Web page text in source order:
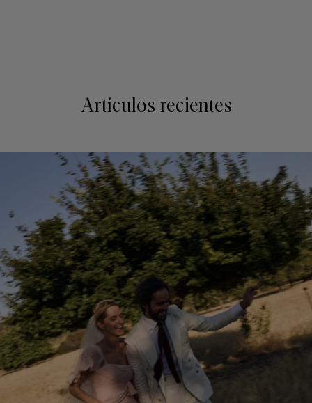
Artículos recientes